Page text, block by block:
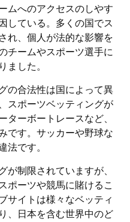
ムへのアクセスのしやす
している。多くの国でス
れ、個人が法的な影響を
チームやスポーツ選手に
ました。
の合法性は国によって異
スポーツベッティングが
ターボートレースなど、
です。サッカーや野球な
法です。
が制限されていますが、
ポーツや競馬に賭けるこ
サイトは様々なベッティ
、日本を含む世界中のど